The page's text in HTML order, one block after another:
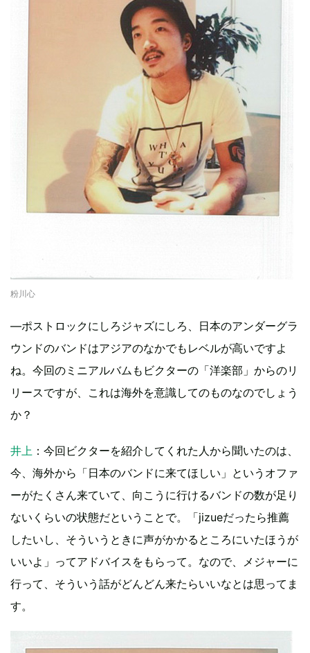
粉川心
―ポストロックにしろジャズにしろ、日本のアンダーグラ
ウンドのバンドはアジアのなかでもレベルが高いですよ
ね。今回のミニアルバムもビクターの「洋楽部」からのリ
リースですが、これは海外を意識してのものなのでしょう
か？
井上 ：今回ビクターを紹介してくれた人から聞いたのは、
今、海外から「日本のバンドに来てほしい」というオファ
ーがたくさん来ていて、向こうに行けるバンドの数が足り
ないくらいの状態だということで。「jizueだったら推薦
したいし、そういうときに声がかかるところにいたほうが
いいよ」ってアドバイスをもらって。なので、メジャーに
行って、そういう話がどんどん来たらいいなとは思ってま
す。